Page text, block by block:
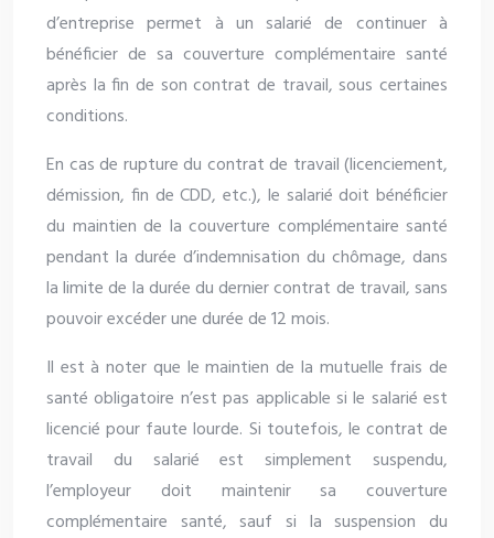
d’entreprise permet à un salarié de continuer à
bénéficier de sa couverture complémentaire santé
après la fin de son contrat de travail, sous certaines
conditions.
En cas de rupture du contrat de travail (licenciement,
démission, fin de CDD, etc.), le salarié doit bénéficier
du maintien de la couverture complémentaire santé
pendant la durée d’indemnisation du chômage, dans
la limite de la durée du dernier contrat de travail, sans
pouvoir excéder une durée de 12 mois.
Il est à noter que le maintien de la mutuelle frais de
santé obligatoire n’est pas applicable si le salarié est
licencié pour faute lourde. Si toutefois, le contrat de
travail du salarié est simplement suspendu,
l’employeur doit maintenir sa couverture
complémentaire santé, sauf si la suspension du